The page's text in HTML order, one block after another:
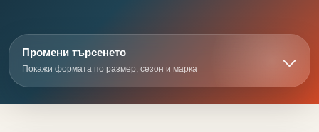
Промени търсенето
Покажи формата по размер, сезон и марка